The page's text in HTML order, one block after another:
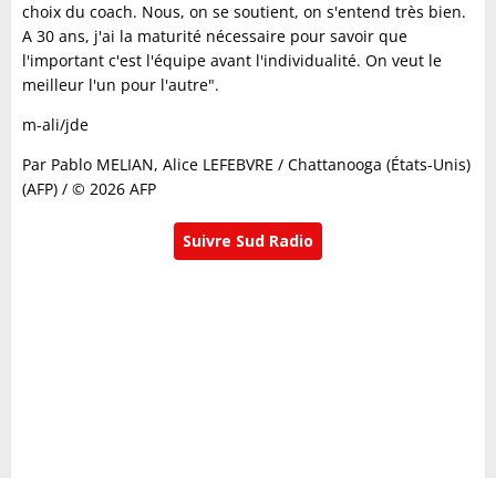
choix du coach. Nous, on se soutient, on s'entend très bien.
A 30 ans, j'ai la maturité nécessaire pour savoir que
l'important c'est l'équipe avant l'individualité. On veut le
meilleur l'un pour l'autre".
m-ali/jde
Par Pablo MELIAN, Alice LEFEBVRE / Chattanooga (États-Unis)
(AFP) / © 2026 AFP
Suivre Sud Radio